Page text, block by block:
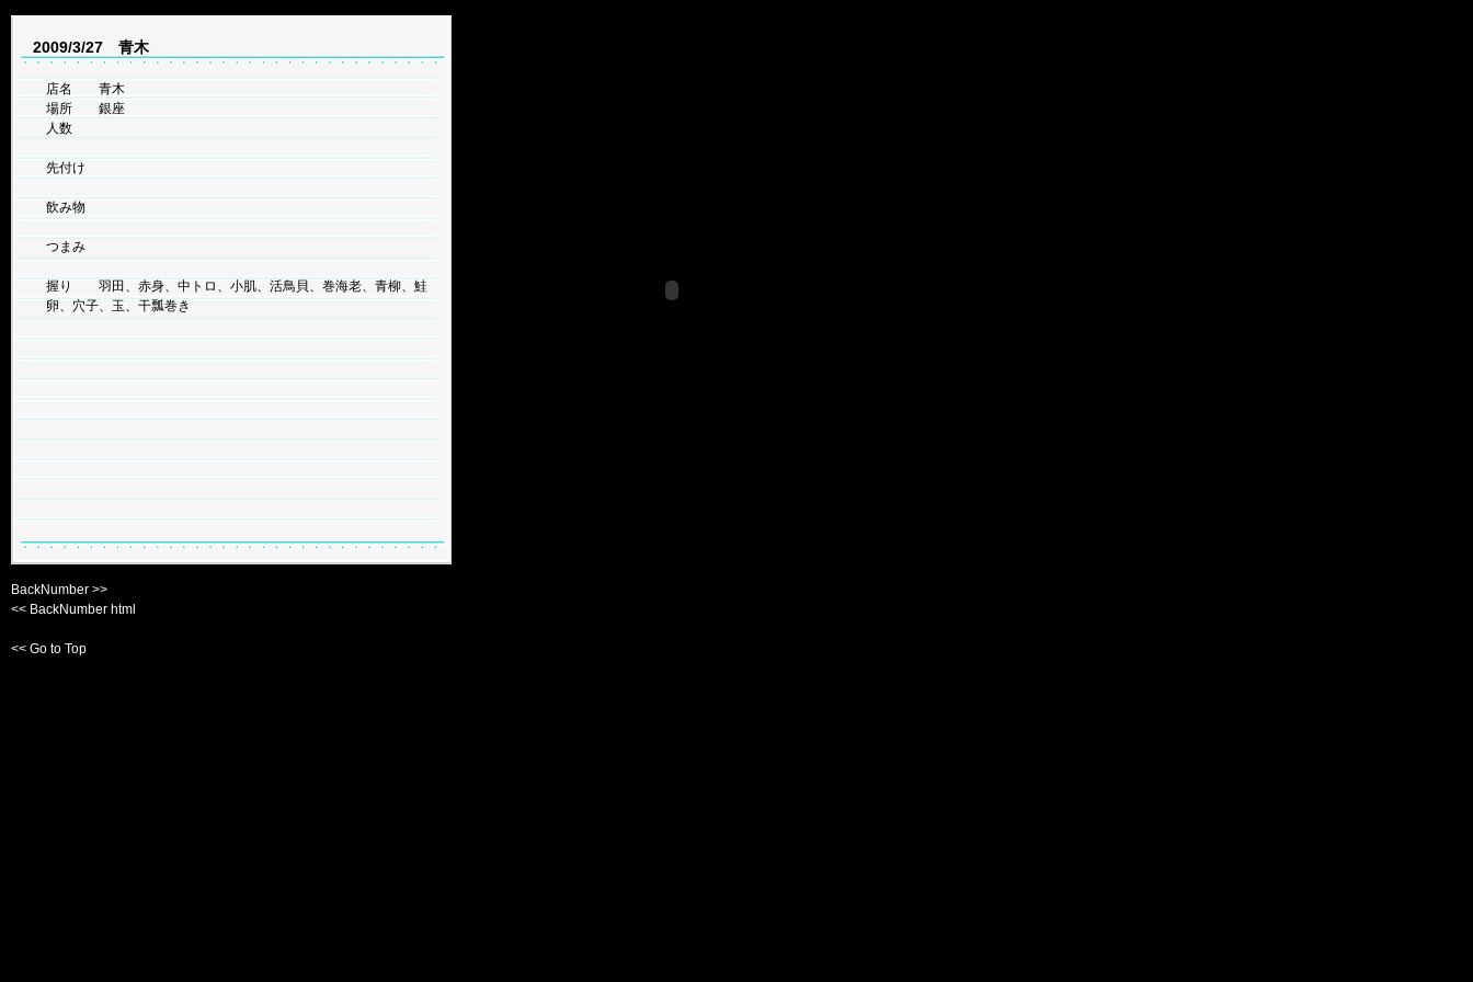
2009/3/27 青木
店名 青木
場所 銀座
人数
先付け
飲み物
つまみ
握り 羽田、赤身、中トロ、小肌、活鳥貝、巻海老、青柳、鮭
卵、穴子、玉、干瓢巻き
BackNumber >>
<< BackNumber html
<< Go to Top